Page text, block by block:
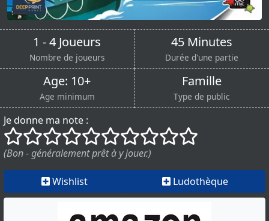
1 - 4 Joueurs
Nombre de joueurs
45 Minutes
Durée d'une partie
Age: 10+
Age minimum
Famille
Type de public
Je donne ma note :
()
() () () () () () () ()
()
(Bon - généralement prêt à y jouer.)
Wishlist Ludothèque